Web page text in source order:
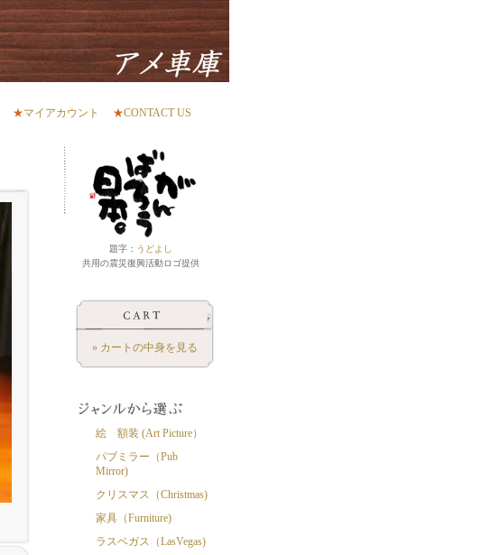
★マイアカウント ★CONTACT US
題字： うどよし
共用の震災復興活動ロゴ提供
» カートの中身を見る
絵 額装 (Art Picture）
パブミラー（Pub
Mirror)
クリスマス（Christmas)
家具（Furniture)
ラスベガス（LasVegas)